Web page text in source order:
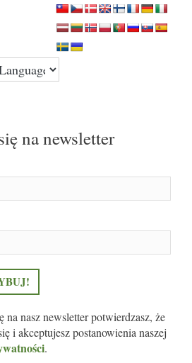
na newsletter
na nasz newsletter potwierdzasz, że
i akceptujesz postanowienia naszej
.